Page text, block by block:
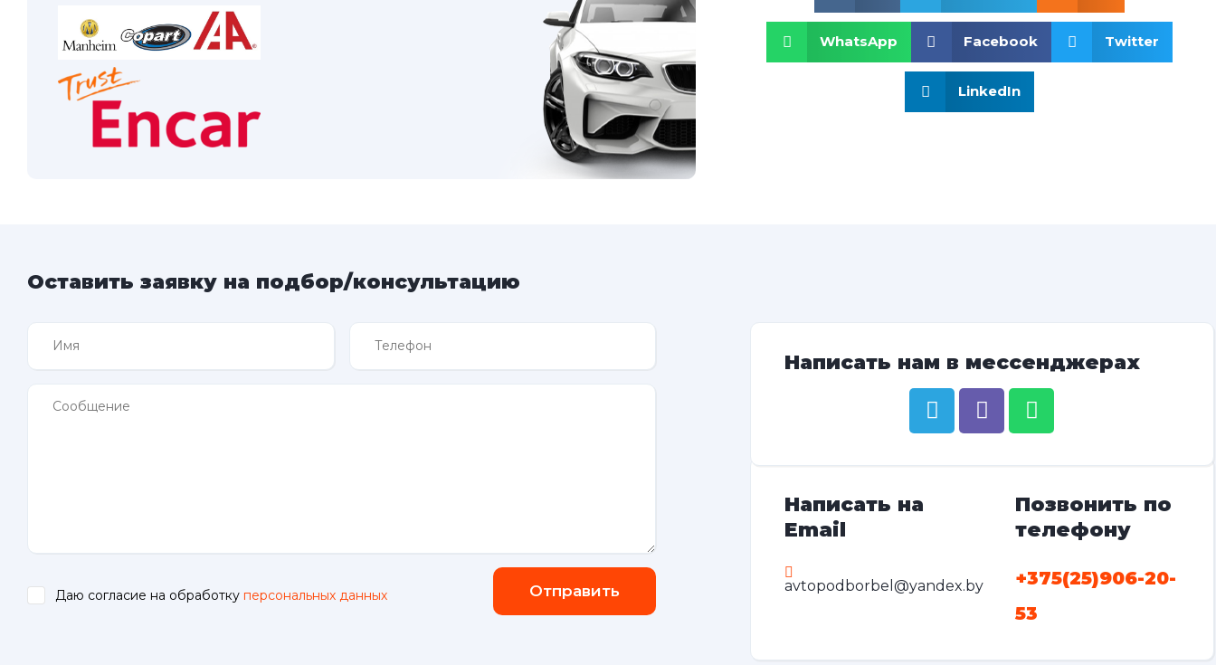
WhatsApp Facebook Twitter
LinkedIn
Оставить заявку на подбор/консультацию
Даю согласие на обработку персональных данных Отправить
Написать нам в мессенджерах
Написать на
Email
avtopodborbel@yandex.by
Позвонить по
телефону
+375(25)906-20-
53